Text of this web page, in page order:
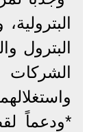
البترول
*ودعماً